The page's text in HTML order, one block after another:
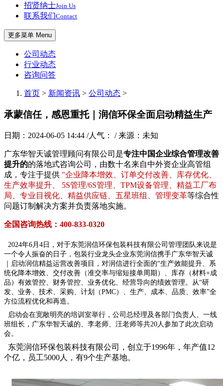
招贤纳士Join Us
联系我们Contact
更多菜单 Menu
公司动态
行业动态
咨询问答
首页 > 新闻资讯 > 公司动态 >
承蒙信任，感恩重托｜润信环保全面启动精益生产
日期：2024-06-05 14:44 /人气： / 来源：未知
广东华智天诚管理顾问有限公司是专注中国企业综合管理改善
提升的的落地式咨询公司，由数十名来自中外资企业高管组
成，专注于提供 "企业降本增效、订单交付改善、库存优化、
生产效率提升、 5S管理/6S管理、TPM设备管理、精益工厂布
局、专业目视化、精益供应链、五星班组、管理变革等综合性
问题订制解决方案并负责落地实施。
全国咨询热线：400-833-0320
2024年6月4日，对于东莞润信环保包装科技有限公司管理团队来说是
一个令人振奋的日子，包装行业龙头企业东莞润信携手广东华智天诚
｜启动润信精益运营改善项目，对润信进行全面的“生产效能提升、系
统化降本增效、交付改善（准交率与缩短接单周期）、库存（材料+成
品）有效管控、财务管控、业务优化、经营导向的绩效管理。从“研
发、业务、技术、采购、计划（PMC）、生产、成本、品质、效率”全
方位流程优化和再造。
启动会在宽敞明亮的培训室举行，公司总经理及各部门负责人、一线
班组长，广东华智天诚的、李老师、汪老师等共20人参加了此次启动
会。
东莞润信环保包装科技有限公司，创立于1996年，年产值12
个亿，员工5000人，有9个生产基地。